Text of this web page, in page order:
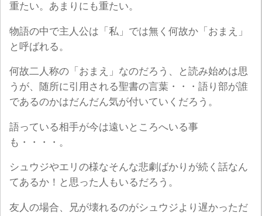
重たい。あまりにも重たい。
物語の中で主人公は「私」では無く何故か「おまえ」
と呼ばれる。
何故二人称の「おまえ」なのだろう、と読み始めは思
うが、随所に引用される聖書の言葉・・・語り部が誰
であるのかはだんだん気が付いていくだろう。
語っている相手が今は遠いところへいる事
も・・・・。
シュウジやエリの様なそんな悲劇ばかりが続く話なん
てあるか！と思った人もいるだろう。
友人の場合、兄が壊れるのがシュウジより遅かっただ